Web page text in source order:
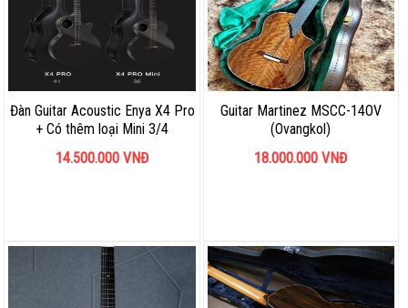
Đàn Guitar Acoustic Enya X4 Pro
+ Có thêm loại Mini 3/4
14.500.000 VNĐ
Guitar Martinez MSCC-14OV
(Ovangkol)
18.000.000 VNĐ